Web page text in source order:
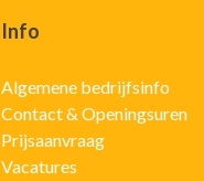
Info
Algemene bedrijfsinfo
Contact & Openingsuren
Prijsaanvraag
Vacatures